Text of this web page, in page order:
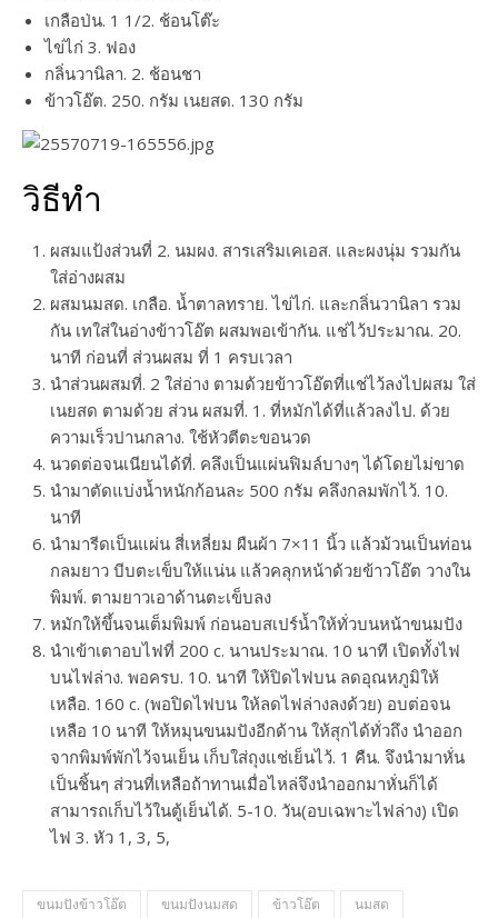
เกลือป่น. 1 1/2. ช้อนโต๊ะ
ไข่ไก่ 3. ฟอง
กลิ่นวานิลา. 2. ช้อนชา
ข้าวโอ๊ต. 250. กรัม เนยสด. 130 กรัม
วิธีทำ
ผสมแป้งส่วนที่ 2. นมผง. สารเสริมเคเอส. และผงนุ่ม รวมกัน
ใส่อ่างผสม
ผสมนมสด. เกลือ. น้ำตาลทราย. ไข่ไก่. และกลิ่นวานิลา รวม
กัน เทใส่ในอ่างข้าวโอ๊ต ผสมพอเข้ากัน. แช่ไว้ประมาณ. 20.
นาที ก่อนที่ ส่วนผสม ที่ 1 ครบเวลา
นำส่วนผสมที่. 2 ใส่อ่าง ตามด้วยข้าวโอ๊ตที่แช่ไว้ลงไปผสม ใส่
เนยสด ตามด้วย ส่วน ผสมที่. 1. ที่หมักได้ที่แล้วลงไป. ด้วย
ความเร็วปานกลาง. ใช้หัวตีตะขอนวด
นวดต่อจนเนียนได้ที่. คลึงเป็นแผ่นฟิมล์บางๆ ได้โดยไม่ขาด
นำมาตัดแบ่งน้ำหนักก้อนละ 500 กรัม คลึงกลมพักไว้. 10.
นาที
นำมารีดเป็นแผ่น สี่เหลี่ยม ผืนผ้า 7×11 นิ้ว แล้วม้วนเป็นท่อน
กลมยาว บีบตะเข็บให้แน่น แล้วคลุกหน้าด้วยข้าวโอ๊ต วางใน
พิมพ์. ตามยาวเอาด้านตะเข็บลง
หมักให้ขึ้นจนเต็มพิมพ์ ก่อนอบสเปร์น้ำให้ทั่วบนหน้าขนมปัง
นำเข้าเตาอบไฟที่ 200 c. นานประมาณ. 10 นาที เปิดทั้งไฟ
บนไฟล่าง. พอครบ. 10. นาที ให้ปิดไฟบน ลดอุณหภูมิให้
เหลือ. 160 c. (พอปิดไฟบน ให้ลดไฟล่างลงด้วย) อบต่อจน
เหลือ 10 นาที ให้หมุนขนมปังอีกด้าน ให้สุกได้ทั่วถึง นำออก
จากพิมพ์พักไว้จนเย็น เก็บใส่ถุงแช่เย็นไว้. 1 คืน. จึงนำมาหั่น
เป็นชิ้นๆ ส่วนที่เหลือถ้าทานเมื่อไหล่จึงนำออกมาหั่นก็ได้
สามารถเก็บไว้ในตู้เย็นได้. 5-10. วัน(อบเฉพาะไฟล่าง) เปิด
ไฟ 3. หัว 1, 3, 5,
ขนมปังข้าวโอ๊ต ขนมปังนมสด ข้าวโอ๊ต นมสด